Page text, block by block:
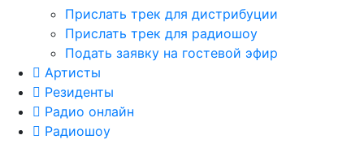
Прислать трек для дистрибуции
Прислать трек для радиошоу
Подать заявку на гостевой эфир
Артисты
Резиденты
Радио онлайн
Радиошоу